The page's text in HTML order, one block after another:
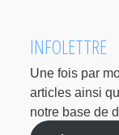
INFOLETTRE
Une fois par
articles ainsi
notre base de